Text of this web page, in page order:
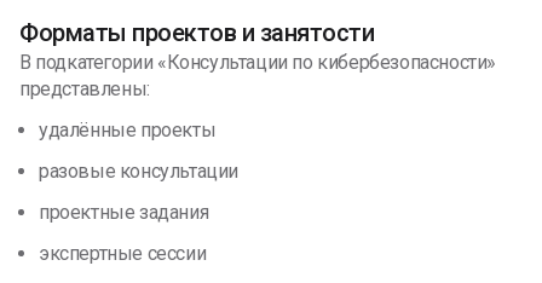
Форматы проектов и занятости
В подкатегории «Консультации по кибербезопасности»
представлены:
удалённые проекты
разовые консультации
проектные задания
экспертные сессии